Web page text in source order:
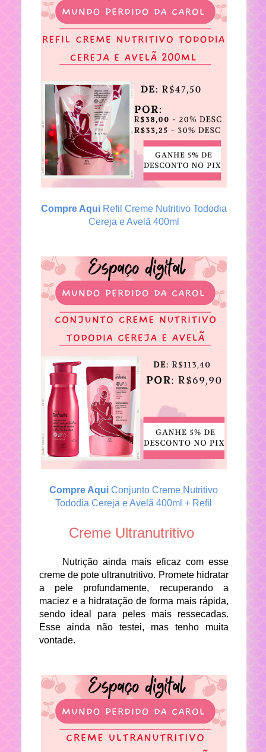
Compre Aqui Refil Creme Nutritivo Tododia
Cereja e Avelã 400ml
Compre Aqui Conjunto Creme Nutritivo
Tododia Cereja e Avelã 400ml + Refil
Creme Ultranutritivo
Nutrição ainda mais eficaz com esse
creme de pote ultranutritivo. Promete hidratar
a pele profundamente, recuperando a
maciez e a hidratação de forma mais rápida,
sendo ideal para peles mais ressecadas.
Esse ainda não testei, mas tenho muita
vontade.